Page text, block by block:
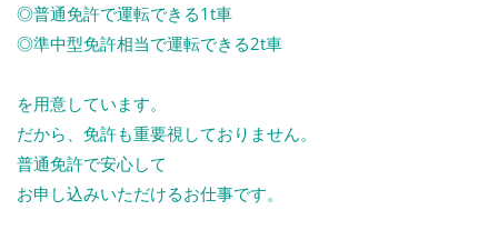
◎普通免許で運転できる1t車
◎準中型免許相当で運転できる2t車
を用意しています。
だから、免許も重要視しておりません。
普通免許で安心して
お申し込みいただけるお仕事です。